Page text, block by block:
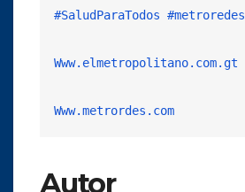
#SaludParaTodos #metroredes
Www.elmetropolitano.com.gt
Www.metrordes.com
Autor